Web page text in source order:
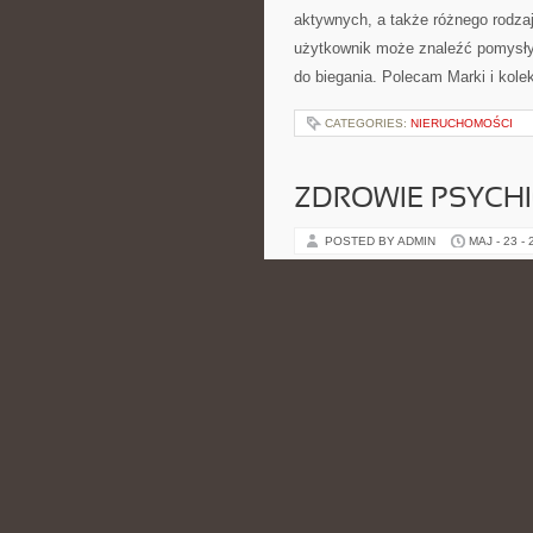
aktywnych, a także różnego
użytkownik może znaleźć
do biegania. Polecam Marki i
CATEGORIES: NIERUCHOMOŚCI
ZDROWIE
POSTED BY ADMIN MAJ - 23 -